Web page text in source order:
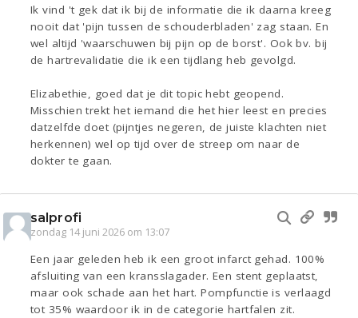
Ik vind 't gek dat ik bij de informatie die ik daarna kreeg
nooit dat 'pijn tussen de schouderbladen' zag staan. En
wel altijd 'waarschuwen bij pijn op de borst'. Ook bv. bij
de hartrevalidatie die ik een tijdlang heb gevolgd.
Elizabethie, goed dat je dit topic hebt geopend.
Misschien trekt het iemand die het hier leest en precies
datzelfde doet (pijntjes negeren, de juiste klachten niet
herkennen) wel op tijd over de streep om naar de
dokter te gaan.
salprofi
zondag 14 juni 2026 om 13:07
Een jaar geleden heb ik een groot infarct gehad. 100%
afsluiting van een kransslagader. Een stent geplaatst,
maar ook schade aan het hart. Pompfunctie is verlaagd
tot 35% waardoor ik in de categorie hartfalen zit.